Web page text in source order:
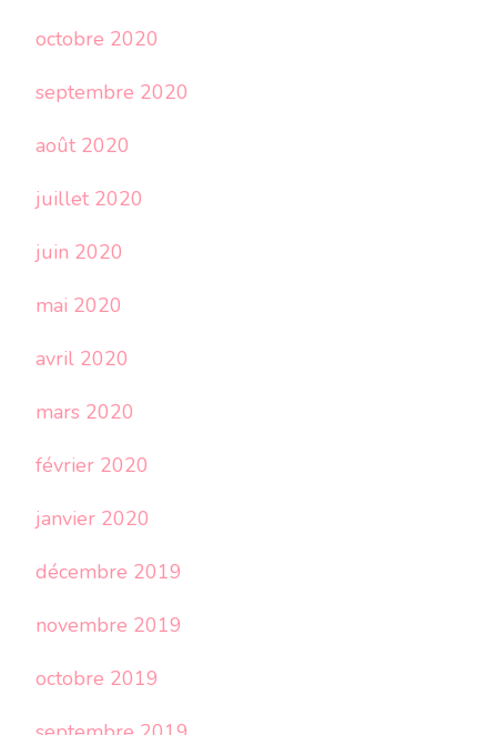
octobre 2020
septembre 2020
août 2020
juillet 2020
juin 2020
mai 2020
avril 2020
mars 2020
février 2020
janvier 2020
décembre 2019
novembre 2019
octobre 2019